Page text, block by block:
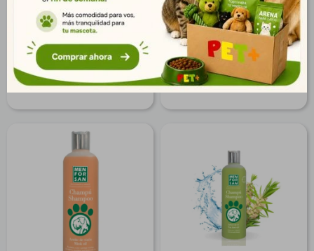
$ 583
$ 654
$ 158
$ 177